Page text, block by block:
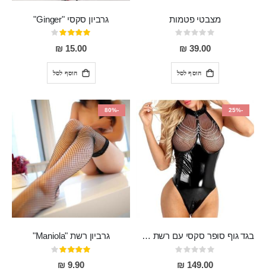
מצבטי פטמות
Rating:
0%
39.00 ₪
הוסף לסל
גרביון סקסי "Ginger"
דירוג:
80%
15.00 ₪
הוסף לסל
-25%
בגד גוף סופר סקסי עם רשת שקופה בחזה ושרשרות מלמעלה וריצרץ מלמטה Pan במפשעה
Rating:
0%
149.00 ₪
-80%
גרביון רשת "Maniola"
דירוג:
80%
9.90 ₪